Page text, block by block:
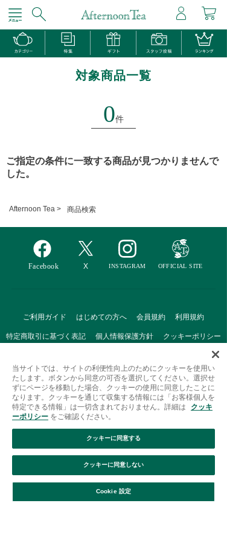
対象商品一覧
0件
絞り込み 並び替え
ご指定の条件に一致する商品が見つかりませんで
した。
Afternoon Tea > 商品検索
ご利用ガイド はじめての方へ 会員規約 利用規約
特定商取引に基づく表記 個人情報保護方針 クッキーポリシー
Afternoon Tea(アフタヌーンティー)公式オンラインストアで
は、
キッチン・ダイニングなどの生活雑貨、紅茶・焼き菓子など、
毎日新商品をご用意しています。
当サイトでは、サイトの利便性向上のためにクッキーを使用い
たします。ボタンから同意の可否を選択してください。選択せ
ずにページを移動した場合、クッキーの使用に同意したことに
なります。クッキーを通じて収集する情報には「お客様個人を
特定できる情報」は一切含まれておりません。詳細は
クッキ
ーポリシー をご確認ください。
Cookie 設定
クッキーに同意しない
クッキーに同意する